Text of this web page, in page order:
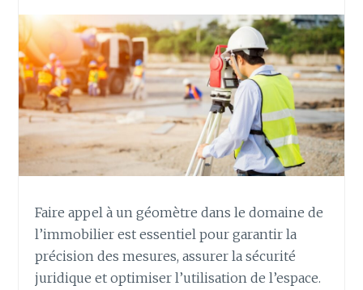
Faire appel à un géomètre dans le domaine de
l’immobilier est essentiel pour garantir la
précision des mesures, assurer la sécurité
juridique et optimiser l’utilisation de l’espace.